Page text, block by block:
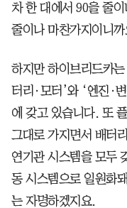
차 한 대에서 90을 줄
줄이나 마찬가지이니까
하지만 하이브리드카
터리·모터’와 ‘엔진·
에 갖고 있습니다. 또
그대로 가지면서 배터
연기관 시스템을 모두
동 시스템으로 일원화
는 자명하겠지요.